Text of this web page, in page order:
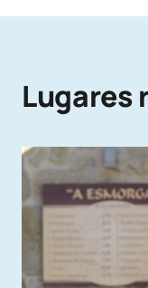
Lugares